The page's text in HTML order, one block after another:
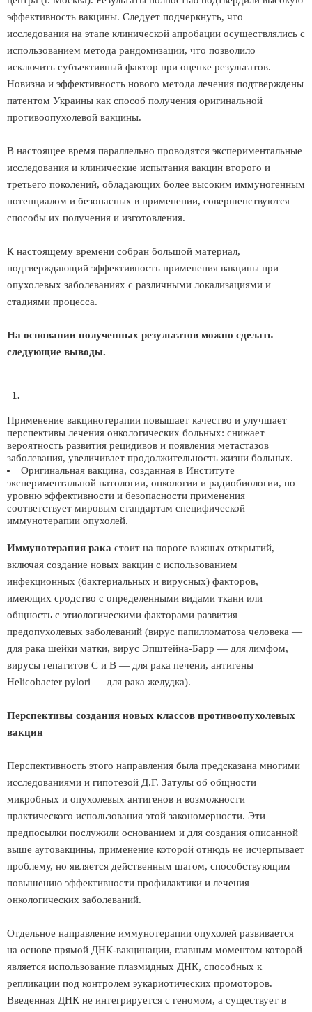
эффективность вакцины. Следует подчеркнуть, что
исследования на этапе клинической апробации осуществлялись с
использованием метода рандомизации, что позволило
исключить субъективный фактор при оценке результатов.
Новизна и эффективность нового метода лечения подтверждены
патентом Украины как способ получения оригинальной
противоопухолевой вакцины.
В настоящее время параллельно проводятся экспериментальные
исследования и клинические испытания вакцин второго и
третьего поколений, обладающих более высоким иммуногенным
потенциалом и безопасных в применении, совершенствуются
способы их получения и изготовления.
К настоящему времени собран большой материал,
подтверждающий эффективность применения вакцины при
опухолевых заболеваниях с различными локализациями и
стадиями процесса.
На основании полученных результатов можно сделать
следующие выводы.
Применение вакцинотерапии повышает качество и улучшает
перспективы лечения онкологических больных: снижает
вероятность развития рецидивов и появления метастазов
заболевания, увеличивает продолжительность жизни больных.
Оригинальная вакцина, созданная в Институте
экспериментальной патологии, онкологии и радиобиологии, по
уровню эффективности и безопасности применения
соответствует мировым стандартам специфической
иммунотерапии опухолей.
Иммунотерапия рака стоит на пороге важных открытий,
включая создание новых вакцин с использованием
инфекционных (бактериальных и вирусных) факторов,
имеющих сродство с определенными видами ткани или
общность с этиологическими факторами развития
предопухолевых заболеваний (вирус папилломатоза человека —
для рака шейки матки, вирус Эпштейна-Барр — для лимфом,
вирусы гепатитов С и В — для рака печени, антигены
Helicobacter pylori — для рака желудка).
Перспективы создания новых классов противоопухолевых
вакцин
Перспективность этого направления была предсказана многими
исследованиями и гипотезой Д.Г. Затулы об общности
микробных и опухолевых антигенов и возможности
практического использования этой закономерности. Эти
предпосылки послужили основанием и для создания описанной
выше аутовакцины, применение которой отнюдь не исчерпывает
проблему, но является действенным шагом, способствующим
повышению эффективности профилактики и лечения
онкологических заболеваний.
Отдельное направление иммунотерапии опухолей развивается
на основе прямой ДНК-вакцинации, главным моментом которой
является использование плазмидных ДНК, способных к
репликации под контролем эукариотических промоторов.
Введенная ДНК не интегрируется с геномом, а существует в